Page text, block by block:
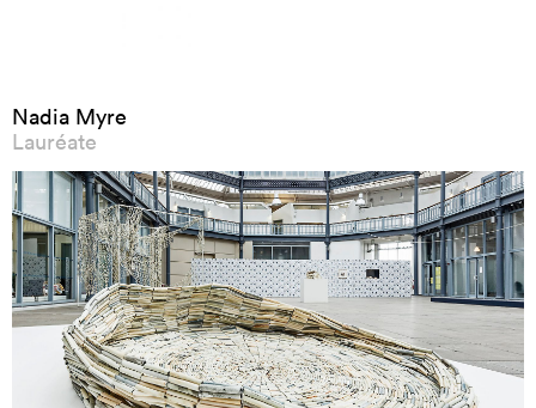
Nadia Myre
Lauréate